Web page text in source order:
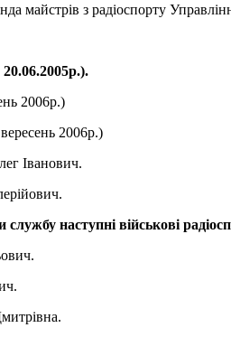
майстрів з радіоспорту
20.06.2005р.).
2006р.)
2006р.)
Іванович.
наступні військові